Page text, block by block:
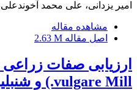
امیر یزدانی، علی محمد
مشاهده مقاله
اصل مقاله 2.63 M